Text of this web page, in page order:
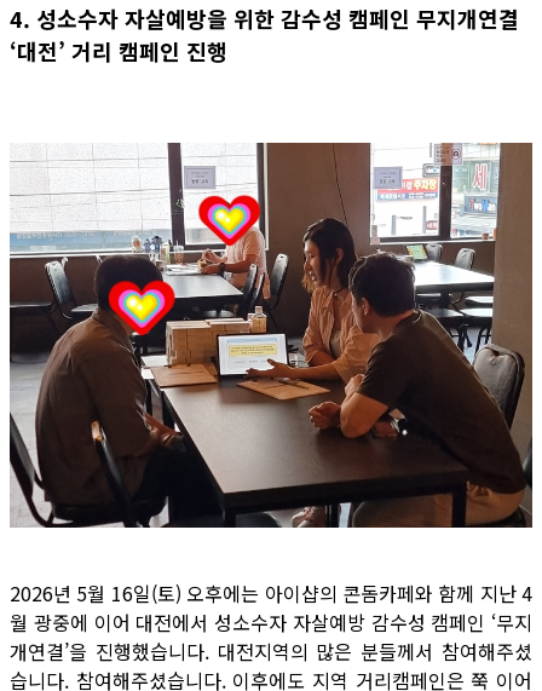
4. 성소수자 자살예방을 위한 감수성 캠페인 무지개연결
‘대전’ 거리 캠페인 진행
2026년 5월 16일(토) 오후에는 아이샵의 콘돔카페와 함께 지난 4
월 광중에 이어 대전에서 성소수자 자살예방 감수성 캠페인 ‘무지
개연결’을 진행했습니다. 대전지역의 많은 분들께서 참여해주셨
습니다. 참여해주셨습니다. 이후에도 지역 거리캠페인은 쭉 이어